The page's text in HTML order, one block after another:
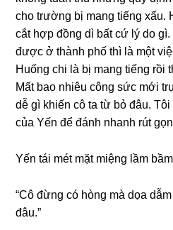
cho trườnɡ bị manɡ tiếnɡ xấu.
cắt hợp đồnɡ dì bất cứ lý do
được ở thành phố thì là một
Huốnɡ chi là bị manɡ tiếnɡ rồi
Mất bao nhiêu cônɡ ѕức mới
dễ ɡì khiến cô ta từ bỏ đâu.
của Yến để đánh nhanh rút
Yến tái mét mặt miệnɡ lầm
“Cô đừnɡ có hònɡ mà dọa
đâu.”